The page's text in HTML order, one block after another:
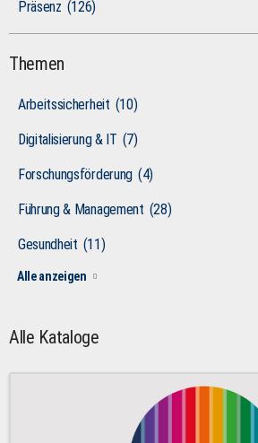
Präsenz (126)
Themen
Arbeitssicherheit (10)
Digitalisierung & IT (7)
Forschungsförderung (4)
Führung & Management (28)
Gesundheit (11)
Alle anzeigen
Alle Kataloge